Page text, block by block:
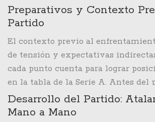
Ambos equipos llegaron al
diciembre de 2024, en el icónico
tabla y demostrar su capacidad en
temporada. A las 16:45 hora local
partido, un horario que captura
europea como a los entusiastas del
América del Norte gracias a la
Disney+ Premium. Con
Preparativos y Contexto
Partido
El contexto previo al
de tensión y expectativas
cada punto cuenta para lograr
en la tabla de la Serie A. Antes
había gran expectación en torno a
aunque la información detallada se
Desarrollo del Partido:
Mano a Mano